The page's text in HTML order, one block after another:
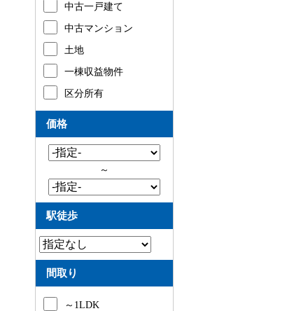
中古一戸建て
中古マンション
土地
一棟収益物件
区分所有
価格
～
駅徒歩
間取り
～1LDK